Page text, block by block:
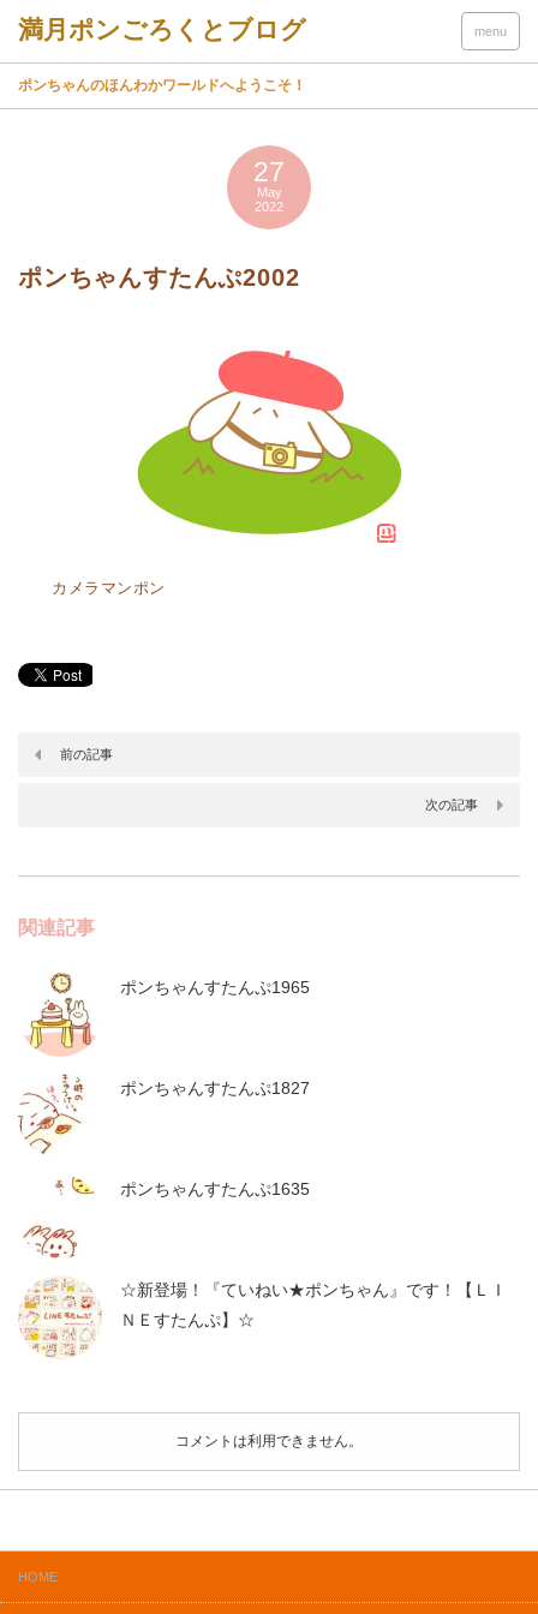
menu
ポンちゃんのほんわかワールドへようこそ！
27
May
2022
ポンちゃんすたんぷ2002
カメラマンポン
前の記事
次の記事
関連記事
ポンちゃんすたんぷ1965
ポンちゃんすたんぷ1827
ポンちゃんすたんぷ1635
☆新登場！『ていねい★ポンちゃん』です！【ＬＩ
ＮＥすたんぷ】☆
コメントは利用できません。
HOME